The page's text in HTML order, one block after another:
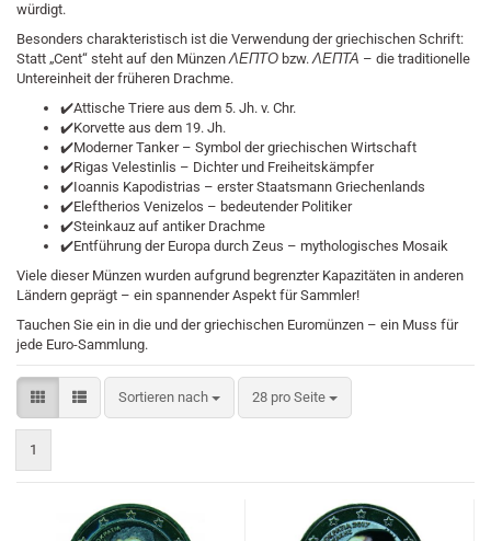
würdigt.
Besonders charakteristisch ist die Verwendung der griechischen Schrift:
Statt „Cent“ steht auf den MünzenΛΕΠΤΟ bzw.ΛΕΠΤΑ – die traditionelle
Untereinheit der früheren Drachme.
✔️Attische Triere aus dem 5. Jh. v. Chr.
✔️Korvette aus dem 19. Jh.
✔️Moderner Tanker – Symbol der griechischen Wirtschaft
✔️Rigas Velestinlis – Dichter und Freiheitskämpfer
✔️Ioannis Kapodistrias – erster Staatsmann Griechenlands
✔️Eleftherios Venizelos – bedeutender Politiker
✔️Steinkauz auf antiker Drachme
✔️Entführung der Europa durch Zeus – mythologisches Mosaik
Viele dieser Münzen wurden aufgrund begrenzter Kapazitäten in anderen
Ländern geprägt – ein spannender Aspekt für Sammler!
Tauchen Sie ein in die und der griechischen Euromünzen – ein Muss für
jede Euro-Sammlung.
Sortieren nach
Sortieren nach 28 pro Seite
pro Seite
1